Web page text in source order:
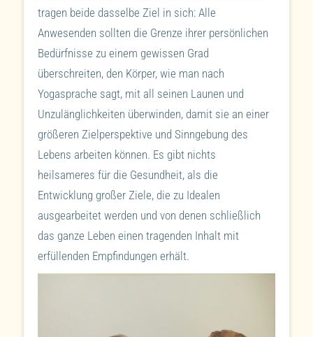
tragen beide dasselbe Ziel in sich: Alle
Anwesenden sollten die Grenze ihrer persönlichen
Bedürfnisse zu einem gewissen Grad
überschreiten, den Körper, wie man nach
Yogasprache sagt, mit all seinen Launen und
Unzulänglichkeiten überwinden, damit sie an einer
größeren Zielperspektive und Sinngebung des
Lebens arbeiten können. Es gibt nichts
heilsameres für die Gesundheit, als die
Entwicklung großer Ziele, die zu Idealen
ausgearbeitet werden und von denen schließlich
das ganze Leben einen tragenden Inhalt mit
erfüllenden Empfindungen erhält.